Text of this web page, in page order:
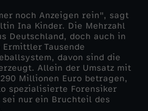
noch Anzeigen rein", sagt
Ina Kinder. Die Mehrzahl
Deutschland, doch auch in
Tausende
davon sind die
Allein der Umsatz mit
Millionen Euro betragen,
spezialisierte Forensiker
sei nur ein Bruchteil des